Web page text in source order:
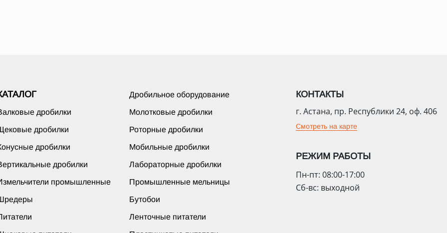
Дробильное оборудование
дробилки Молотковые дробилки
дробилки Роторные дробилки
дробилки Мобильные дробилки
дробилки Лабораторные дробилки
промышленные Промышленные мельницы
Бутобои
Ленточные питатели
КОНТАКТЫ
г. Астана, пр. Республики 24, оф. 406
Смотреть на карте
РЕЖИМ РАБОТЫ
Пн-пт: 08:00-17:00
Сб-вс: выходной